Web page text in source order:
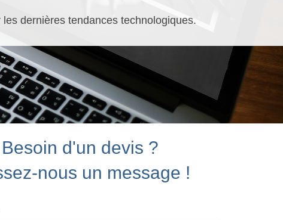
dernières tendances technologiques.
Besoin d'un devis ?
nous un message !